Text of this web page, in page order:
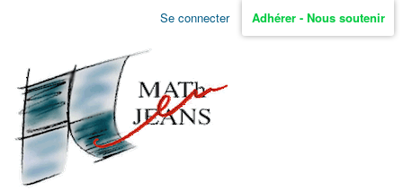
Aller
non
identifié
Se connecter Adhérer - Nous soutenir